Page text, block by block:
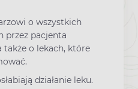
o wszystkich
przez pacjenta
także o lekach, które
działanie leku.